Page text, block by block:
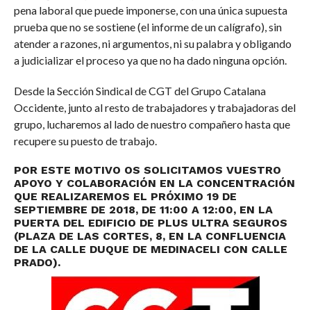
pena laboral que puede imponerse, con una única supuesta
prueba que no se sostiene (el informe de un calígrafo), sin
atender a razones, ni argumentos, ni su palabra y obligando
a judicializar el proceso ya que no ha dado ninguna opción.
Desde la Sección Sindical de CGT del Grupo Catalana
Occidente, junto al resto de trabajadores y trabajadoras del
grupo, lucharemos al lado de nuestro compañero hasta que
recupere su puesto de trabajo.
POR ESTE MOTIVO OS SOLICITAMOS VUESTRO
APOYO Y COLABORACIÓN EN LA CONCENTRACIÓN
QUE REALIZAREMOS EL PRÓXIMO 19 DE
SEPTIEMBRE DE 2018, DE 11:00 A 12:00, EN LA
PUERTA DEL EDIFICIO DE PLUS ULTRA SEGUROS
(PLAZA DE LAS CORTES, 8, EN LA CONFLUENCIA
DE LA CALLE DUQUE DE MEDINACELI CON CALLE
PRADO).